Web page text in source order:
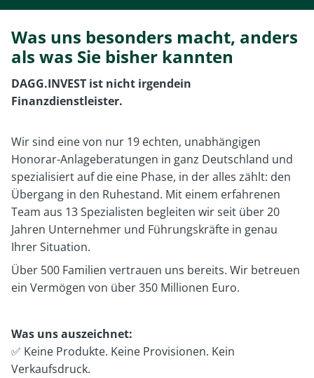
Was uns besonders macht, anders
als was Sie bisher kannten
DAGG.INVEST ist nicht irgendein
Finanzdienstleister.
Wir sind eine von nur 19 echten, unabhängigen
Honorar-Anlageberatungen in ganz Deutschland und
spezialisiert auf die eine Phase, in der alles zählt: den
Übergang in den Ruhestand. Mit einem erfahrenen
Team aus 13 Spezialisten begleiten wir seit über 20
Jahren Unternehmer und Führungskräfte in genau
Ihrer Situation.
Über 500 Familien vertrauen uns bereits. Wir betreuen
ein Vermögen von über 350 Millionen Euro.
Was uns auszeichnet:
✅ Keine Produkte. Keine Provisionen. Kein
Verkaufsdruck.